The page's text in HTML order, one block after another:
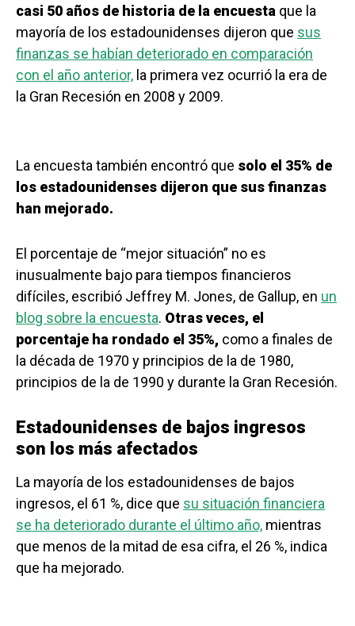
casi 50 años de historia de la encuesta que la
mayoría de los estadounidenses dijeron que sus
finanzas se habían deteriorado en comparación
con el año anterior, la primera vez ocurrió la era de
la Gran Recesión en 2008 y 2009.
La encuesta también encontró que solo el 35% de
los estadounidenses dijeron que sus finanzas
han mejorado.
El porcentaje de “mejor situación” no es
inusualmente bajo para tiempos financieros
difíciles, escribió Jeffrey M. Jones, de Gallup, en un
blog sobre la encuesta. Otras veces, el
porcentaje ha rondado el 35%, como a finales de
la década de 1970 y principios de la de 1980,
principios de la de 1990 y durante la Gran Recesión.
Estadounidenses de bajos ingresos
son los más afectados
La mayoría de los estadounidenses de bajos
ingresos, el 61 %, dice que su situación financiera
se ha deteriorado durante el último año, mientras
que menos de la mitad de esa cifra, el 26 %, indica
que ha mejorado.